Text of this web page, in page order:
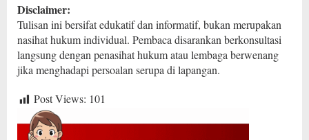
Disclaimer:
Tulisan ini bersifat edukatif dan informatif, bukan merupakan
nasihat hukum individual. Pembaca disarankan berkonsultasi
langsung dengan penasihat hukum atau lembaga berwenang
jika menghadapi persoalan serupa di lapangan.
Post Views: 101